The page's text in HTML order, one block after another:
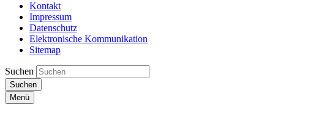
Kontakt
Impressum
Datenschutz
Elektronische Kommunikation
Sitemap
Suchen
Suchen
Menü